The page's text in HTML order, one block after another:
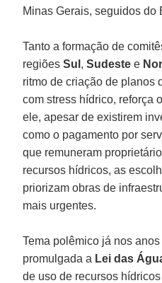
Minas Gerais, seguidos do
Tanto a formação de
regiõesSul ,Sudestee
ritmo de criação de planos
com stress hídrico, reforça
ele, apesar de existirem
como o pagamento por
que remuneram
recursos hídricos, as
priorizam obras de
mais urgentes.
Tema polêmico já nos
promulgada a Lei das
de uso de recursos